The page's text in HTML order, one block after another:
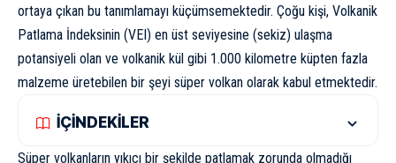
ortaya çıkan bu tanımlamayı küçümsemektedir. Çoğu kişi, Volkanik
Patlama İndeksinin (VEI) en üst seviyesine (sekiz) ulaşma
potansiyeli olan ve volkanik kül gibi 1.000 kilometre küpten fazla
malzeme üretebilen bir şeyi süper volkan olarak kabul etmektedir.
İÇİNDEKİLER
Süper volkanların yıkıcı bir şekilde patlamak zorunda olmadığı